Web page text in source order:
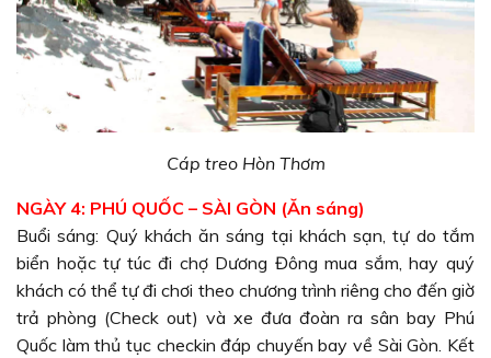
Cáp treo Hòn Thơm
NGÀY 4: PHÚ QUỐC – SÀI GÒN (Ăn sáng)
Buổi sáng: Quý khách ăn sáng tại khách sạn, tự do tắm
biển hoặc tự túc đi chợ Dương Đông mua sắm, hay quý
khách có thể tự đi chơi theo chương trình riêng cho đến giờ
trả phòng (Check out) và xe đưa đoàn ra sân bay Phú
Quốc làm thủ tục checkin đáp chuyến bay về Sài Gòn. Kết